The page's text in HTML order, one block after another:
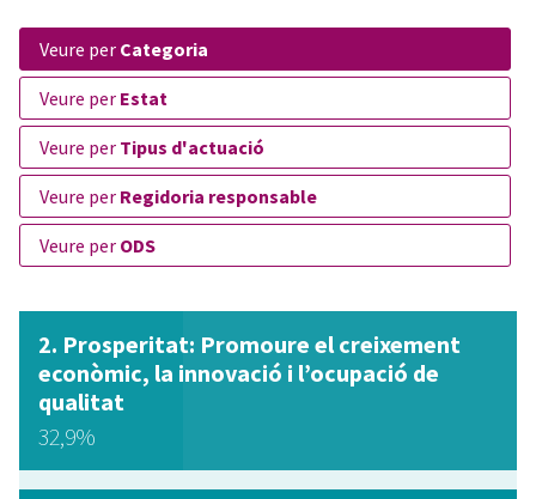
veure per Categoria
veure per Estat
veure per Tipus d'actuació
veure per Regidoria responsable
veure per ODS
Prosperitat: Promoure el creixement
econòmic, la innovació i l’ocupació de
qualitat
32,9%